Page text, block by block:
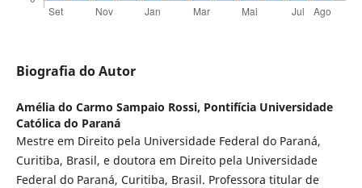
Biografia do Autor
Amélia do Carmo Sampaio Rossi, Pontifícia Universidade
Católica do Paraná
Mestre em Direito pela Universidade Federal do Paraná,
Curitiba, Brasil, e doutora em Direito pela Universidade
Federal do Paraná, Curitiba, Brasil. Professora titular de